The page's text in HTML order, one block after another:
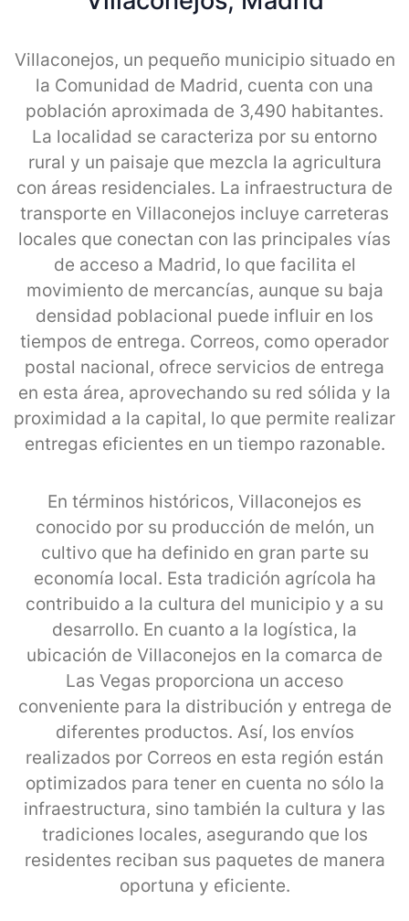
Villaconejos, un pequeño municipio situado en
la Comunidad de Madrid, cuenta con una
población aproximada de 3,490 habitantes.
La localidad se caracteriza por su entorno
rural y un paisaje que mezcla la agricultura
con áreas residenciales. La infraestructura de
transporte en Villaconejos incluye carreteras
locales que conectan con las principales vías
de acceso a Madrid, lo que facilita el
movimiento de mercancías, aunque su baja
densidad poblacional puede influir en los
tiempos de entrega. Correos, como operador
postal nacional, ofrece servicios de entrega
en esta área, aprovechando su red sólida y la
proximidad a la capital, lo que permite realizar
entregas eficientes en un tiempo razonable.
En términos históricos, Villaconejos es
conocido por su producción de melón, un
cultivo que ha definido en gran parte su
economía local. Esta tradición agrícola ha
contribuido a la cultura del municipio y a su
desarrollo. En cuanto a la logística, la
ubicación de Villaconejos en la comarca de
Las Vegas proporciona un acceso
conveniente para la distribución y entrega de
diferentes productos. Así, los envíos
realizados por Correos en esta región están
optimizados para tener en cuenta no sólo la
infraestructura, sino también la cultura y las
tradiciones locales, asegurando que los
residentes reciban sus paquetes de manera
oportuna y eficiente.